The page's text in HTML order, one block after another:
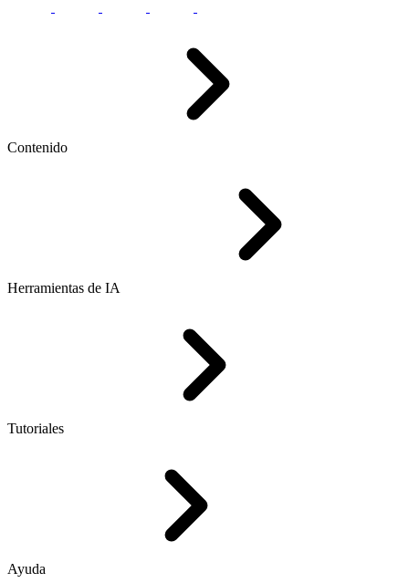
Contenido
Herramientas de IA
Tutoriales
Ayuda